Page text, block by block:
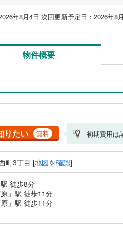
年8月4日 次回更新予定日：2026年8
物件概要
りたい
無料 初期費用は
町3丁目 [地図を確認]
徒歩8分
」駅 徒歩11分
」駅 徒歩11分